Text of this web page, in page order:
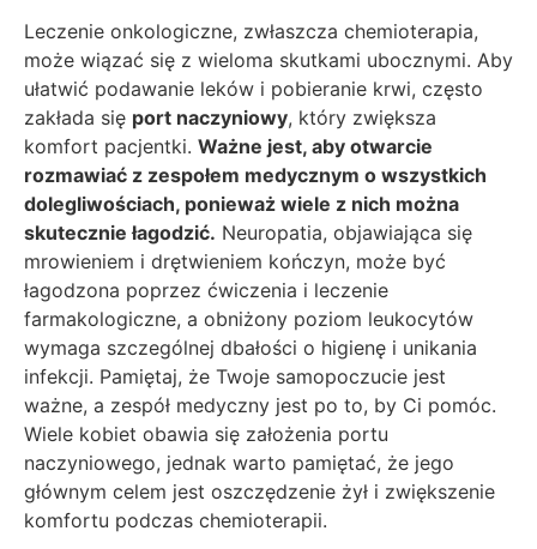
Leczenie onkologiczne, zwłaszcza chemioterapia,
może wiązać się z wieloma skutkami ubocznymi. Aby
ułatwić podawanie leków i pobieranie krwi, często
zakłada się port naczyniowy, który zwiększa
komfort pacjentki. Ważne jest, aby otwarcie
rozmawiać z zespołem medycznym o wszystkich
dolegliwościach, ponieważ wiele z nich można
skutecznie łagodzić. Neuropatia, objawiająca się
mrowieniem i drętwieniem kończyn, może być
łagodzona poprzez ćwiczenia i leczenie
farmakologiczne, a obniżony poziom leukocytów
wymaga szczególnej dbałości o higienę i unikania
infekcji. Pamiętaj, że Twoje samopoczucie jest
ważne, a zespół medyczny jest po to, by Ci pomóc.
Wiele kobiet obawia się założenia portu
naczyniowego, jednak warto pamiętać, że jego
głównym celem jest oszczędzenie żył i zwiększenie
komfortu podczas chemioterapii.